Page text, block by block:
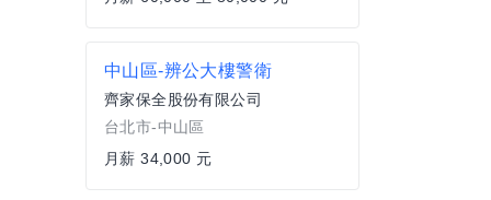
中山區-辨公大樓警衛
齊家保全股份有限公司
台北市-中山區
月薪 34,000 元